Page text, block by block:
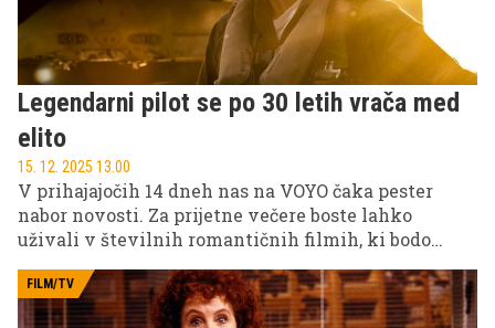
Legendarni pilot se po 30 letih vrača med
elito
15. 12. 2025 13.00
V prihajajočih 14 dneh nas na VOYO čaka pester
nabor novosti. Za prijetne večere boste lahko
uživali v številnih romantičnih filmih, ki bodo
hladne zimske dni napolnili z ljubeznijo. Prav tako
ne bo manjkalo akcije, saj nas čakajo tudi številni
razburljivi športni dogodki.
FILM/TV